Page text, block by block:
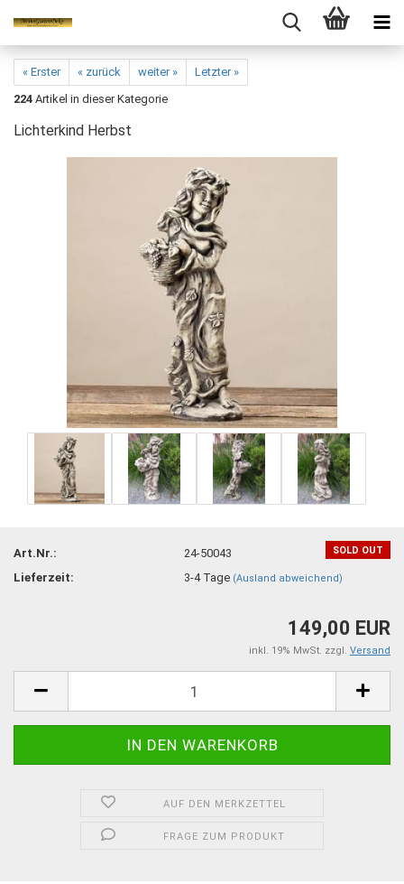
« Erster « zurück weiter »
Letzter »
224 Artikel in dieser Kategorie
Lichterkind Herbst
SOLD OUT
Art.Nr.:
24-50043
Lieferzeit:
3-4 Tage (Ausland abweichend)
149,00 EUR
inkl. 19% MwSt. zzgl. Versand
AUF DEN MERKZETTEL
FRAGE ZUM PRODUKT